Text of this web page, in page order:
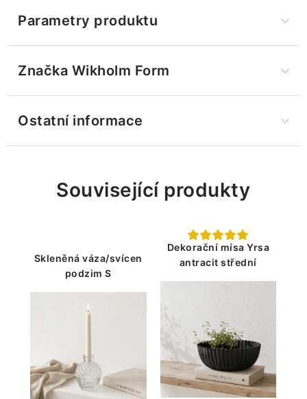
Parametry produktu
Značka Wikholm Form
Ostatní informace
Související produkty
Skleněná váza/svícen
podzim S
Dekorační mísa Yrsa
antracit střední